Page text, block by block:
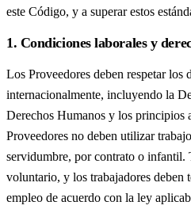
este Código, y a superar estos
1. Condiciones laborales y
Los Proveedores deben respetar los
internacionalmente, incluyendo la
Derechos Humanos y los principios
Proveedores no deben utilizar
servidumbre, por contrato o infantil.
voluntario, y los trabajadores deben
empleo de acuerdo con la ley